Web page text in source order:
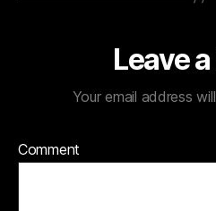
Leave
Your email address
Comment